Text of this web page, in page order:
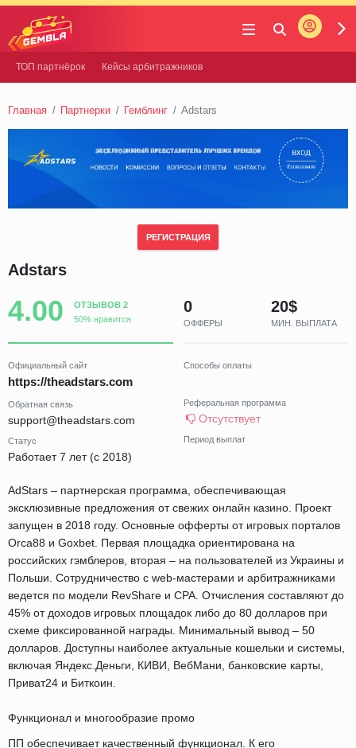
Gembla
Войти
ТОП партнёрок Кейсы арбитражников
Главная Партнерки Гемблинг Adstars
Adstars
4.00
ОТЗЫВОВ 2
50% нравится
0
ОФФЕРЫ
20$
МИН. ВЫПЛАТА
Официальный сайт
https://theadstars.com
Обратная связь
support@theadstars.com
Статус
Работает 7 лет (с 2018)
Способы оплаты
Реферальная программа
Отсутствует
Период выплат
AdStars – партнерская программа, обеспечивающая
эксклюзивные предложения от свежих онлайн казино. Проект
запущен в 2018 году. Основные офферты от игровых порталов
Orca88 и Goxbet. Первая площадка ориентирована на
российских гэмблеров, вторая – на пользователей из Украины и
Польши. Сотрудничество с web-мастерами и арбитражниками
ведется по модели RevShare и CPA. Отчисления составляют до
45% от доходов игровых площадок либо до 80 долларов при
схеме фиксированной награды. Минимальный вывод – 50
долларов. Доступны наиболее актуальные кошельки и системы,
включая Яндекс.Деньги, КИВИ, ВебМани, банковские карты,
Приват24 и Биткоин.
Функционал и многообразие промо
ПП обеспечивает качественный функционал. К его
РЕГИСТРАЦИЯ